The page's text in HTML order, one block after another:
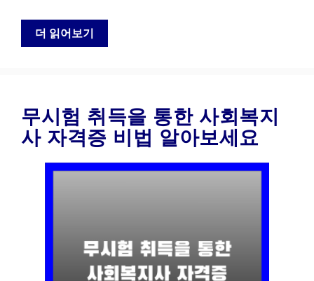
더 읽어보기
무시험 취득을 통한 사회복지
사 자격증 비법 알아보세요